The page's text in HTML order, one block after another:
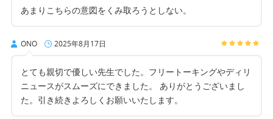
あまりこちらの意図をくみ取ろうとしない。
ONO 2025年8月17日
とても親切で優しい先生でした。フリートーキングやディリ
ニュースがスムーズにできました。 ありがとうございまし
た。引き続きよろしくお願いいたします。